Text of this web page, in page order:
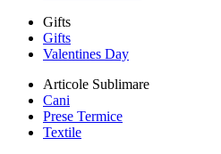
Gifts
Gifts
Valentines Day
Articole Sublimare
Cani
Prese Termice
Textile